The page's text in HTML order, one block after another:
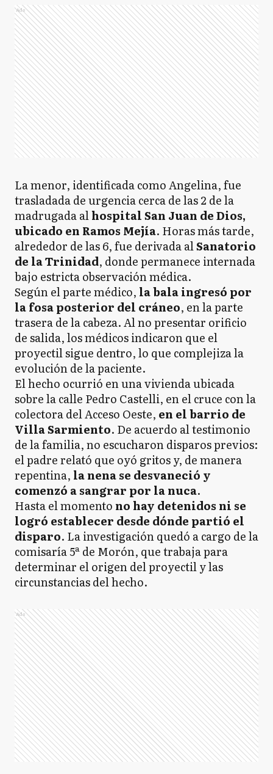
Ads
La menor, identificada como Angelina, fue
trasladada de urgencia cerca de las 2 de la
madrugada alhospital San Juan de Dios,
ubicado en Ramos Mejía. Horas más tarde,
alrededor de las 6, fue derivada alSanatorio
de la Trinidad, donde permanece internada
bajo estricta observación médica.
Según el parte médico, la bala ingresó por
la fosa posterior del cráneo, en la parte
trasera de la cabeza. Al no presentar orificio
de salida, los médicos indicaron que el
proyectil sigue dentro, lo que complejiza la
evolución de la paciente.
El hecho ocurrió en una vivienda ubicada
sobre la calle Pedro Castelli, en el cruce con la
colectora del Acceso Oeste, en el barrio de
Villa Sarmiento. De acuerdo al testimonio
de la familia, no escucharon disparos previos:
el padre relató que oyó gritos y, de manera
repentina, la nena se desvaneció y
comenzó a sangrar por la nuca.
Hasta el momento no hay detenidos ni se
logró establecer desde dónde partió el
disparo. La investigación quedó a cargo de la
comisaría 5ª de Morón, que trabaja para
determinar el origen del proyectil y las
circunstancias del hecho.
Ads